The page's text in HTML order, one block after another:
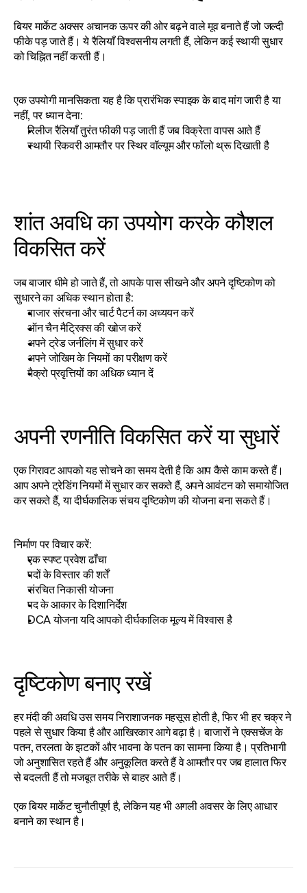
बियर मार्केट अक्सर अचानक ऊपर की ओर बढ़ने वाले मूव बनाते हैं जो जल्दी
फीके पड़ जाते हैं। ये रैलियाँ विश्वसनीय लगती हैं, लेकिन कई स्थायी सुधार
को चिह्नित नहीं करती हैं।
एक उपयोगी मानसिकता यह है कि प्रारंभिक स्पाइक के बाद मांग जारी है या
नहीं, पर ध्यान देना:
रिलीज रैलियाँ तुरंत फीकी पड़ जाती हैं जब विक्रेता वापस आते हैं
स्थायी रिकवरी आमतौर पर स्थिर वॉल्यूम और फॉलो थ्रू दिखाती है
शांत अवधि का उपयोग करके कौशल
विकसित करें
जब बाजार धीमे हो जाते हैं, तो आपके पास सीखने और अपने दृष्टिकोण को
सुधारने का अधिक स्थान होता है:
बाजार संरचना और चार्ट पैटर्न का अध्ययन करें
ऑन चैन मैट्रिक्स की खोज करें
अपने ट्रेड जर्नलिंग में सुधार करें
अपने जोखिम के नियमों का परीक्षण करें
मैक्रो प्रवृत्तियों का अधिक ध्यान दें
अपनी रणनीति विकसित करें या सुधारें
एक गिरावट आपको यह सोचने का समय देती है कि आप कैसे काम करते हैं।
आप अपने ट्रेडिंग नियमों में सुधार कर सकते हैं, अपने आवंटन को समायोजित
कर सकते हैं, या दीर्घकालिक संचय दृष्टिकोण की योजना बना सकते हैं।
निर्माण पर विचार करें:
एक स्पष्ट प्रवेश ढाँचा
पदों के विस्तार की शर्तें
संरचित निकासी योजना
पद के आकार के दिशानिर्देश
DCA योजना यदि आपको दीर्घकालिक मूल्य में विश्वास है
दृष्टिकोण बनाए रखें
हर मंदी की अवधि उस समय निराशाजनक महसूस होती है, फिर भी हर चक्र ने
पहले से सुधार किया है और आखिरकार आगे बढ़ा है। बाजारों ने एक्सचेंज के
पतन, तरलता के झटकों और भावना के पतन का सामना किया है। प्रतिभागी
जो अनुशासित रहते हैं और अनुकूलित करते हैं वे आमतौर पर जब हालात फिर
से बदलती हैं तो मजबूत तरीके से बाहर आते हैं।
एक बियर मार्केट चुनौतीपूर्ण है, लेकिन यह भी अगली अवसर के लिए आधार
बनाने का स्थान है।